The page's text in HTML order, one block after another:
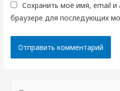
Сохранить моё имя, email и
браузере для последующих